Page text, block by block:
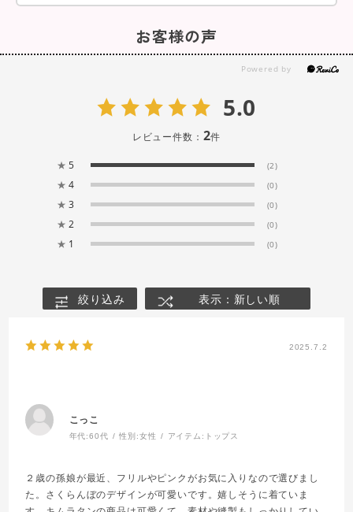
お客様の声
5.0
レビュー件数： 2件
★ 5 (2)
★ 4 (0)
★ 3 (0)
★ 2 (0)
★ 1 (0)
絞り込み 表示：新しい順
2025.7.2
こっこ
年代:60代 性別:女性 アイテム: トップス
２歳の孫娘が最近、フリルやピンクがお気に入りなので選びまし
た。さくらんぼのデザインが可愛いです。嬉しそうに着ていま